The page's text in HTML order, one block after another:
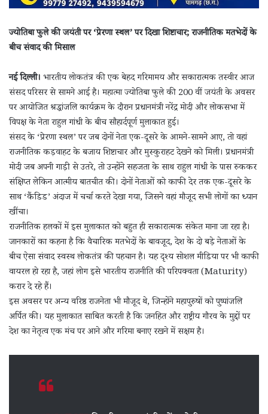
ज्योतिबा फुले की जयंती पर ‘प्रेरणा स्थल’ पर दिखा शिष्टाचार; राजनीतिक मतभेदों के
बीच संवाद की मिसाल
नई दिल्ली। भारतीय लोकतंत्र की एक बेहद गरिमामय और सकारात्मक तस्वीर आज
संसद परिसर से सामने आई है। महात्मा ज्योतिबा फुले की 200 वीं जयंती के अवसर
पर आयोजित श्रद्धांजलि कार्यक्रम के दौरान प्रधानमंत्री नरेंद्र मोदी और लोकसभा में
विपक्ष के नेता राहुल गांधी के बीच सौहार्दपूर्ण मुलाकात हुई।
संसद के ‘प्रेरणा स्थल’ पर जब दोनों नेता एक-दूसरे के आमने-सामने आए, तो वहां
राजनीतिक कड़वाहट के बजाय शिष्टाचार और मुस्कुराहट देखने को मिली। प्रधानमंत्री
मोदी जब अपनी गाड़ी से उतरे, तो उन्होंने सहजता के साथ राहुल गांधी के पास रुककर
संक्षिप्त लेकिन आत्मीय बातचीत की। दोनों नेताओं को काफी देर तक एक-दूसरे के
साथ ‘कैंडिड’ अंदाज में चर्चा करते देखा गया, जिसने वहां मौजूद सभी लोगों का ध्यान
खींचा।
राजनीतिक हलकों में इस मुलाकात को बहुत ही सकारात्मक संकेत माना जा रहा है।
जानकारों का कहना है कि वैचारिक मतभेदों के बावजूद, देश के दो बड़े नेताओं के
बीच ऐसा संवाद स्वस्थ लोकतंत्र की पहचान है। यह दृश्य सोशल मीडिया पर भी काफी
वायरल हो रहा है, जहां लोग इसे भारतीय राजनीति की परिपक्वता (Maturity)
करार दे रहे हैं।
इस अवसर पर अन्य वरिष्ठ राजनेता भी मौजूद थे, जिन्होंने महापुरुषों को पुष्पांजलि
अर्पित की। यह मुलाकात साबित करती है कि जनहित और राष्ट्रीय गौरव के मुद्दों पर
देश का नेतृत्व एक मंच पर आने और गरिमा बनाए रखने में सक्षम है।